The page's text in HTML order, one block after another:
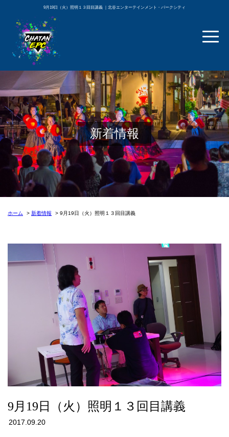
9月19日（火）照明１３回目講義 ｜北谷エンターテインメント・パークシティ
新着情報
ホーム 新着情報 9月19日（火）照明１３回目講義
9月19日（火）照明１３回目講義
2017.09.20